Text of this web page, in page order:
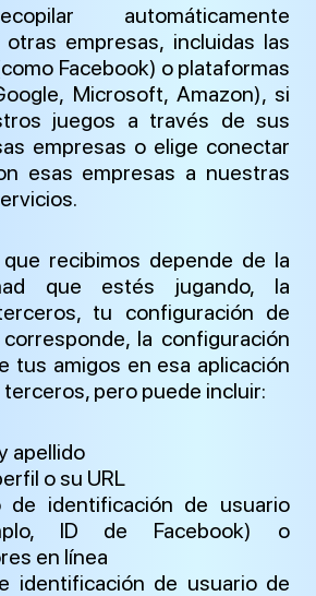
automáticamente
empresas, incluidas las
Facebook) o plataformas
Microsoft, Amazon), si
juegos a través de sus
empresas o elige conectar
esas empresas a nuestras
recibimos depende de la
que estés jugando, la
tu configuración de
la configuración
tus amigos en esa aplicación
pero puede incluir:
apellido
o su URL
de identificación de usuario
ID de Facebook) o
en línea
identificación de usuario de